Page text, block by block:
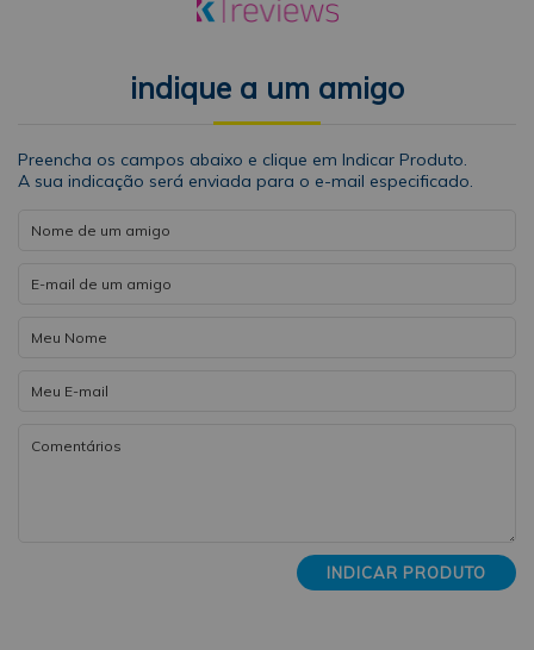
indique a um amigo
Preencha os campos abaixo e clique em Indicar Produto.
A sua indicação será enviada para o e-mail especificado.
INDICAR PRODUTO